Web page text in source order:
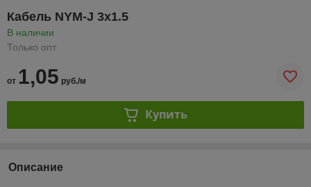
Кабель NYM-J 3х1.5
В наличии
Только опт
от 1,05 руб./м
Купить
Описание